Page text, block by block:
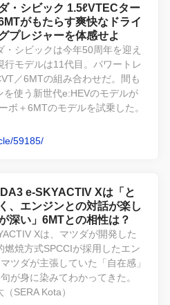
・シビック 1.5ℓVTECター
がもたらす爽快なドライ
プレジャーを体感せよ
・シビックは今年50周年を迎え
行モデルは11代目。パワートレ
／6MTの組み合わせだ。間も
を使う新世代e:HEVのモデルが
ボ＋6MTのモデルを試乗した。
59185/
e-SKYACTIV Xは「と
、エンジンとの対話が楽し
深い」6MTとの相性は？
Xは、マツダが開発した
燃焼方式SPCCIが採用したエン
ツダが主張していた「自在感」
が身に染みてわかってきた。
SERA Kota）